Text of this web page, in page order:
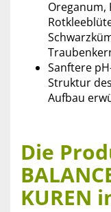
Oreganum,
Sanftere
Struktur
Aufbau
Die
KUREN